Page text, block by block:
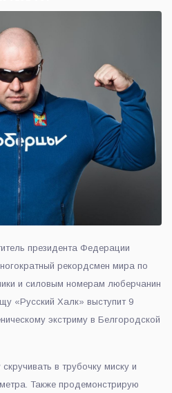
президента Федерации
рекордсмен мира по
и силовым номерам люберчанин
«Русский Халк» выступит 9
экстриму в Белгородской
в трубочку миску и
Также продемонстрирую